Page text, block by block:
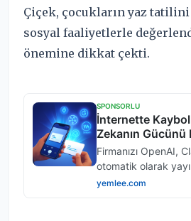
Çiçek, çocukların yaz
sosyal faaliyetlerle
önemine dikkat çekti.